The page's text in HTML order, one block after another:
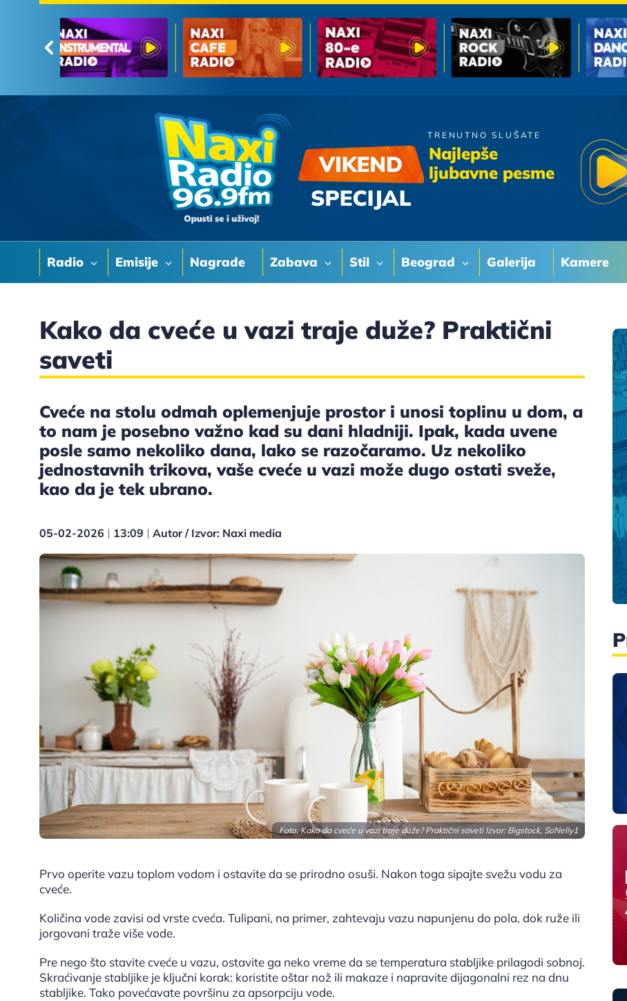
Radio Emisije Nagrade Zabava Stil Beograd Galerija Kamere
TRENUTNO SLUŠATE
Najlepše
ljubavne pesme
Matija Cvek
Kako da cveće u vazi traje duže? Praktični
saveti
Cveće na stolu odmah oplemenjuje prostor i unosi toplinu u dom, a
to nam je posebno važno kad su dani hladniji. Ipak, kada uvene
posle samo nekoliko dana, lako se razočaramo. Uz nekoliko
jednostavnih trikova, vaše cveće u vazi može dugo ostati sveže,
kao da je tek ubrano.
05-02-2026 13:09 Autor / Izvor: Naxi media
Foto: Kako da cveće u vazi traje duže? Praktični saveti Izvor: Bigstock, SoNelly1
Prvo operite vazu toplom vodom i ostavite da se prirodno osuši. Nakon toga sipajte svežu vodu za
cveće.
Količina vode zavisi od vrste cveća. Tulipani, na primer, zahtevaju vazu napunjenu do pola, dok ruže ili
jorgovani traže više vode.
Pre nego što stavite cveće u vazu, ostavite ga neko vreme da se temperatura stabljike prilagodi sobnoj.
Skraćivanje stabljike je ključni korak: koristite oštar nož ili makaze i napravite dijagonalni rez na dnu
stabljike. Tako povećavate površinu za apsorpciju vode.